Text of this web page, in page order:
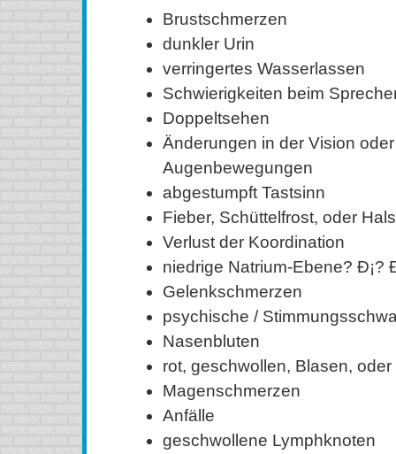
Brustschmerzen
dunkler Urin
verringertes Wasserlassen
Schwierigkeiten beim
Doppeltsehen
Änderungen in der Vision
Augenbewegungen
abgestumpft Tastsinn
Fieber, Schüttelfrost, oder
Verlust der Koordination
niedrige Natrium-Ebene? Ð¡?
Gelenkschmerzen
psychische /
Nasenbluten
rot, geschwollen, Blasen,
Magenschmerzen
Anfälle
geschwollene Lymphknoten